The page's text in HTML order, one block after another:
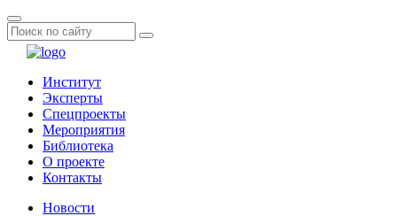
Институт
Эксперты
Спецпроекты
Мероприятия
Библиотека
О проекте
Контакты
Новости